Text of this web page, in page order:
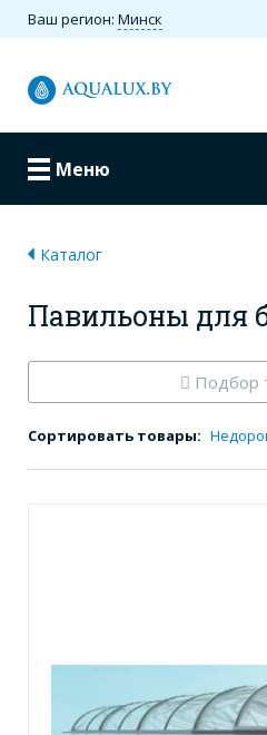
Ваш регион: Минск
Меню
Каталог
Павильоны для
Подбор
Сортировать товары: